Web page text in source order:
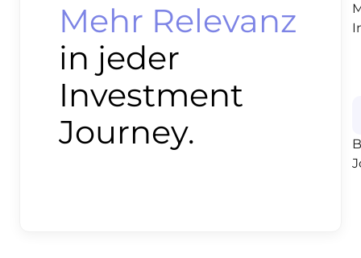
Mehr Relevanz
in jeder
Investment
Journey.